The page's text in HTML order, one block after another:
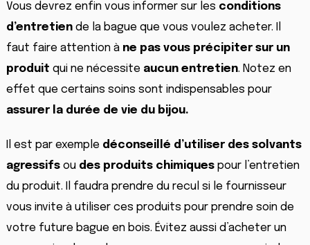
Vous devrez enfin vous informer sur les conditions
d’entretiende la bague que vous voulez acheter. Il
faut faire attention à ne pas vous précipiter sur un
produit qui ne nécessite aucun entretien. Notez en
effet que certains soins sont indispensables pour
assurer la durée de vie du bijou.
Il est par exemple déconseillé d’utiliser des solvants
agressifsou des produits chimiquespour l’entretien
du produit. Il faudra prendre du recul si le fournisseur
vous invite à utiliser ces produits pour prendre soin de
votre future bague en bois. Évitez aussi d’acheter un